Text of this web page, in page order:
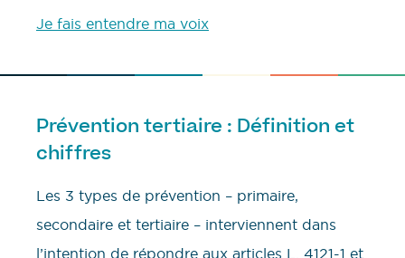
Je fais entendre ma voix
Prévention tertiaire : Définition et
chiffres
Les 3 types de prévention – primaire,
secondaire et tertiaire – interviennent dans
l’intention de répondre aux articles L. 4121-1 et